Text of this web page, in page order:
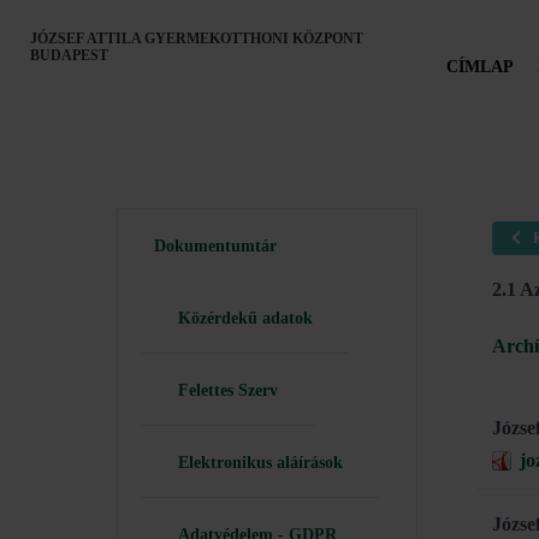
JÓZSEF ATTILA GYERMEKOTTHONI KÖZPONT
BUDAPEST
CÍMLAP
Dokumentumtár
Közérdekű adatok
Felettes Szerv
Elektronikus aláírások
Adatvédelem - GDPR
2.1